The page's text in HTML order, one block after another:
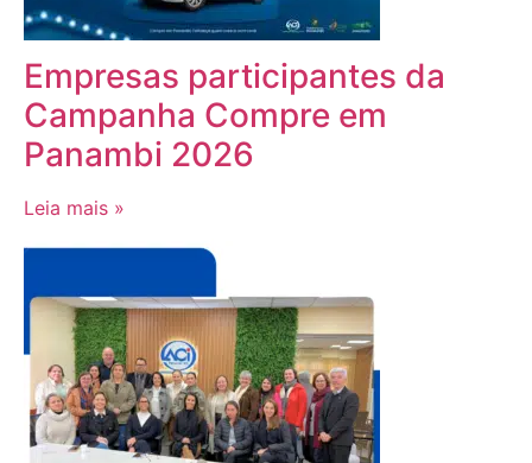
Empresas participantes da
Campanha Compre em
Panambi 2026
Leia mais »